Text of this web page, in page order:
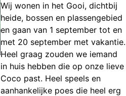
Wij wonen in het Gooi, dichtbij
heide, bossen en plassengebied
en gaan van 1 september tot en
met 20 september met vakantie.
Heel graag zouden we iemand
in huis hebben die op onze lieve
Coco past. Heel speels en
aanhankelijke poes die heel erg